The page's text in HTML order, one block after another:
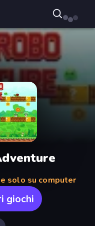
solo su computer
giochi